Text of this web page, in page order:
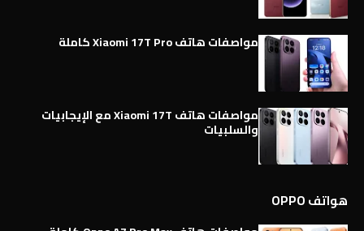
مواصفات هاتف Xiaomi 17T Pro كاملة
مواصفات هاتف Xiaomi 17T مع الإيجابيات
والسلبيات
هواتف OPPO